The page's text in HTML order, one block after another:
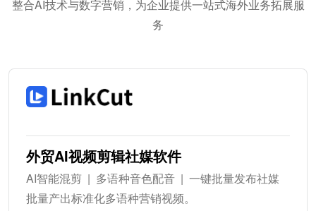
整合AI技术与数字营销，为企业提供一站式海外业务拓展服
务
外贸AI视频剪辑社媒软件
AI智能混剪 | 多语种音色配音 | 一键批量发布社媒
批量产出标准化多语种营销视频。